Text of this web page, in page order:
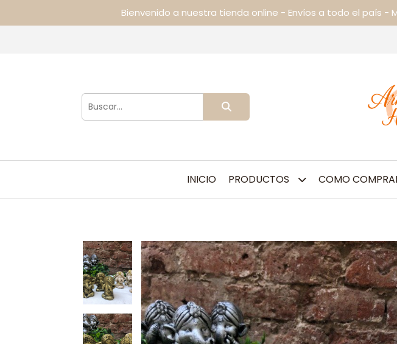
Bienvenido a nuestra tienda online - Envíos a todo el país -
INICIO PRODUCTOS COMO